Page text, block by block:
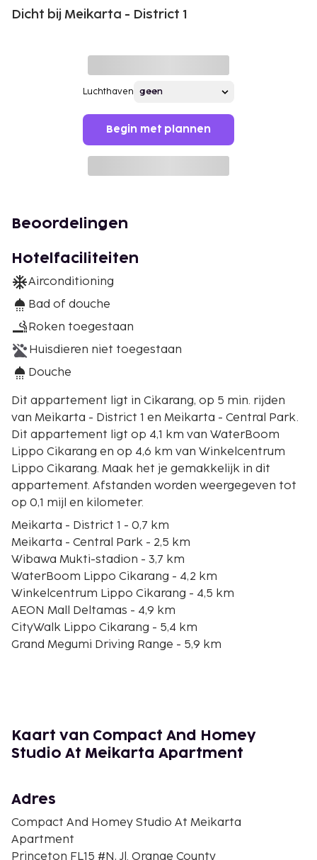
Dicht bij Meikarta - District 1
Luchthaven
Begin met plannen
Beoordelingen
Hotelfaciliteiten
Airconditioning
Bad of douche
Roken toegestaan
Huisdieren niet toegestaan
Douche
Dit appartement ligt in Cikarang, op 5 min. rijden
van Meikarta - District 1 en Meikarta - Central Park.
Dit appartement ligt op 4,1 km van WaterBoom
Lippo Cikarang en op 4,6 km van Winkelcentrum
Lippo Cikarang. Maak het je gemakkelijk in dit
appartement. Afstanden worden weergegeven tot
op 0,1 mijl en kilometer.
Meikarta - District 1 - 0,7 km
Meikarta - Central Park - 2,5 km
Wibawa Mukti-stadion - 3,7 km
WaterBoom Lippo Cikarang - 4,2 km
Winkelcentrum Lippo Cikarang - 4,5 km
AEON Mall Deltamas - 4,9 km
CityWalk Lippo Cikarang - 5,4 km
Grand Megumi Driving Range - 5,9 km
Jababeka Golf & Country Club - 9,3 km
Sedana Golf Course - 16,8 km
Jakarta (HLP-Halim Perdanakusuma Intl.) - 38,1 km
Jakarta (CGK-Soekarno-Hatta Intl.) - 94 km
Dit appartement biedt aparte rookruimtes.
Kaart van Compact And Homey
Studio At Meikarta Apartment
Adres
Compact And Homey Studio At Meikarta
Apartment
Princeton FL15 #N, Jl. Orange County